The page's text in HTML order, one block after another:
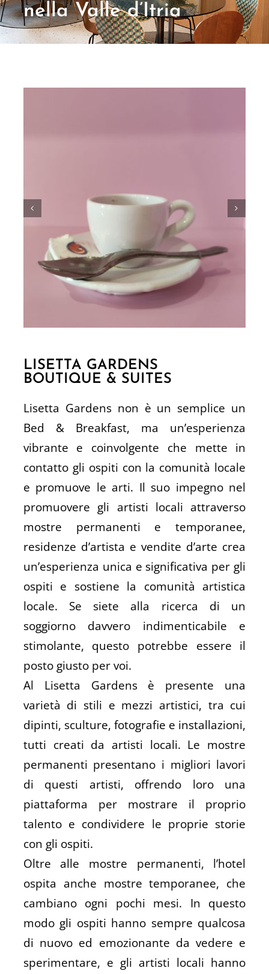
nella Valle d’Itria
LISETTA GARDENS
BOUTIQUE & SUITES
Lisetta Gardens non è un semplice un
Bed & Breakfast, ma un’esperienza
vibrante e coinvolgente che mette in
contatto gli ospiti con la comunità locale
e promuove le arti. Il suo impegno nel
promuovere gli artisti locali attraverso
mostre permanenti e temporanee,
residenze d’artista e vendite d’arte crea
un’esperienza unica e significativa per gli
ospiti e sostiene la comunità artistica
locale. Se siete alla ricerca di un
soggiorno davvero indimenticabile e
stimolante, questo potrebbe essere il
posto giusto per voi.
Al Lisetta Gardens è presente una
varietà di stili e mezzi artistici, tra cui
dipinti, sculture, fotografie e installazioni,
tutti creati da artisti locali. Le mostre
permanenti presentano i migliori lavori
di questi artisti, offrendo loro una
piattaforma per mostrare il proprio
talento e condividere le proprie storie
con gli ospiti.
Oltre alle mostre permanenti, l’hotel
ospita anche mostre temporanee, che
cambiano ogni pochi mesi. In questo
modo gli ospiti hanno sempre qualcosa
di nuovo ed emozionante da vedere e
sperimentare, e gli artisti locali hanno